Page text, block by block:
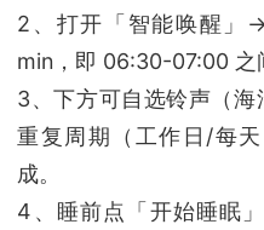
2、打开「智能唤醒」
min，即 06:30-07:00 之
3、下方可自选铃声（海
重复周期（工作日/每
成。
4、睡前点「开始睡眠